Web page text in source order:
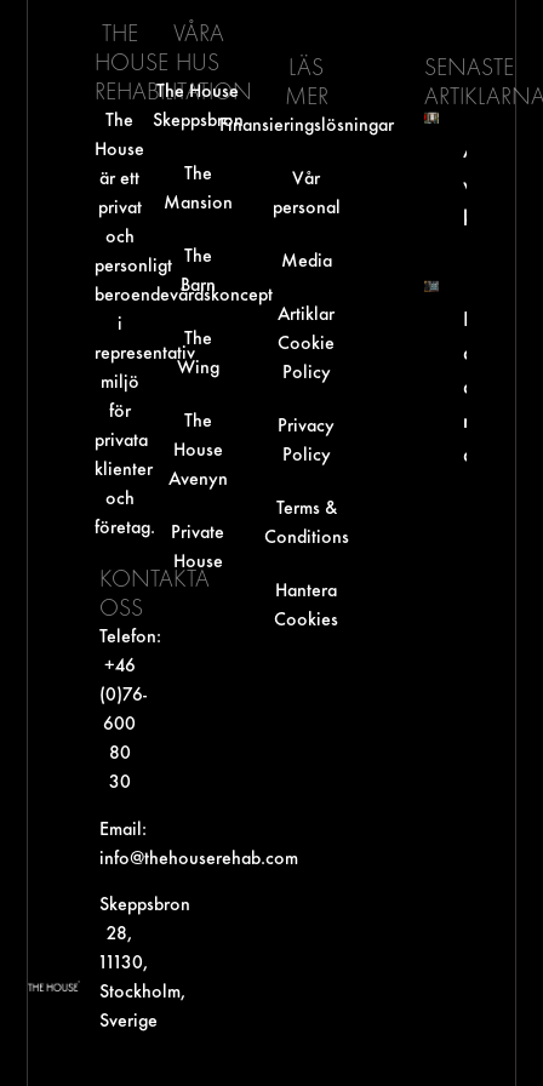
THE
HOUSE
REHABILITATION
The
House
är ett
privat
och
personligt
beroendevårdskoncept
i
representativ
miljö
för
privata
klienter
och
företag.
KONTAKTA
OSS
Telefon:
+46
(0)76-
600
80
30‬
Email:
info@thehouserehab.com
Skeppsbron
28,
11130,
Stockholm,
Sverige
VÅRA
HUS
The House
Skeppsbron
The
Mansion
The
Barn
The
Wing
The
House
Avenyn
Private
House
LÄS
MER
Finansieringslösningar
Vår
personal
Media
Artiklar
Cookie
Policy
Privacy
Policy
Terms &
Conditions
Hantera
Cookies
SENASTE
vid
kan vi
Kan
dricka
alkohol
man äter